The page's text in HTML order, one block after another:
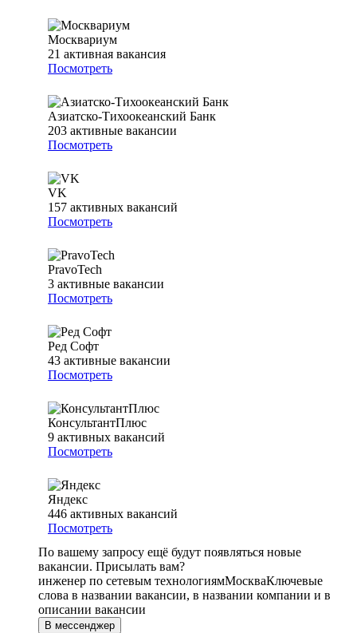
Москвариум
21 активная вакансия
Посмотреть
Азиатско-Тихоокеанский Банк
203 активные вакансии
Посмотреть
VK
157 активных вакансий
Посмотреть
PravoTech
3 активные вакансии
Посмотреть
Ред Софт
43 активные вакансии
Посмотреть
КонсультантПлюс
9 активных вакансий
Посмотреть
Яндекс
446 активных вакансий
Посмотреть
По вашему запросу ещё будут появляться новые
вакансии. Присылать вам?
инженер по сетевым технологиямМоскваКлючевые
слова в названии вакансии, в названии компании и в
описании вакансии
В мессенджер